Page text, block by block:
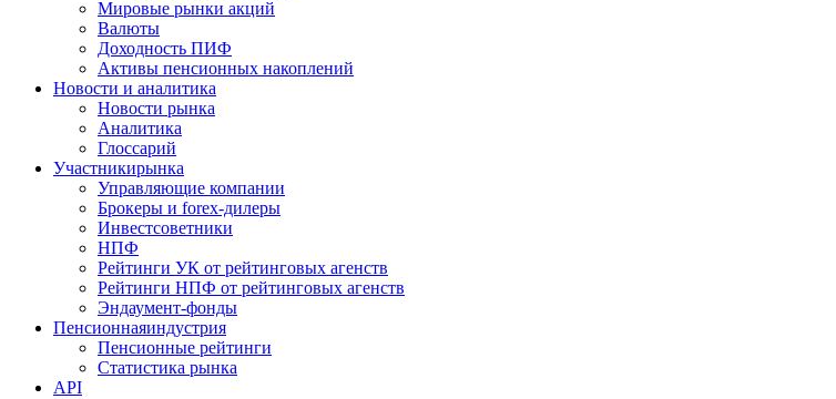
Мировые рынки акций
Валюты
Доходность ПИФ
Активы пенсионных накоплений
Новости и аналитика
Новости рынка
Аналитика
Глоссарий
Участникирынка
Управляющие компании
Брокеры и forex-дилеры
Инвестсоветники
НПФ
Рейтинги УК от рейтинговых агенств
Рейтинги НПФ от рейтинговых агенств
Эндаумент-фонды
Пенсионнаяиндустрия
Пенсионные рейтинги
Статистика рынка
API